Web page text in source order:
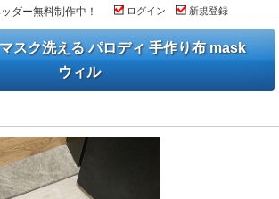
ダー無料制作中！ ログイン 新規登録
スク洗える パロディ 手作り布 mask
ウィル